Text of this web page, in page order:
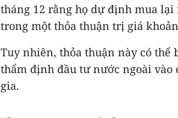
tháng 12 rằng họ dự định mua
trong một thỏa thuận trị giá
Tuy nhiên, thỏa thuận này có
thẩm định đầu tư nước ngoài
gia.